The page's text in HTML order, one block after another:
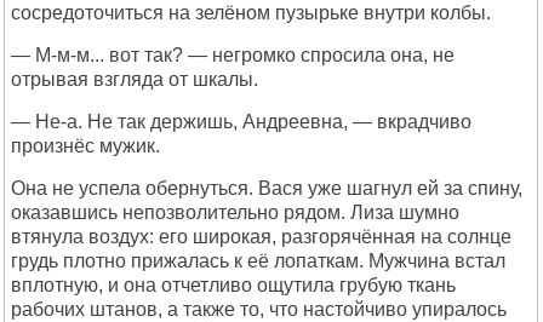
сосредоточиться на зелёном пузырьке внутри колбы.
— М-м-м... вот так? — негромко спросила она, не
отрывая взгляда от шкалы.
— Не-а. Не так держишь, Андреевна, — вкрадчиво
произнёс мужик.
Она не успела обернуться. Вася уже шагнул ей за спину,
оказавшись непозволительно рядом. Лиза шумно
втянула воздух: его широкая, разгорячённая на солнце
грудь плотно прижалась к её лопаткам. Мужчина встал
вплотную, и она отчетливо ощутила грубую ткань
рабочих штанов, а также то, что настойчиво упиралось